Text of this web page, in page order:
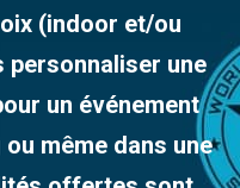
(indoor et/ou
personnaliser une
un événement
même dans une